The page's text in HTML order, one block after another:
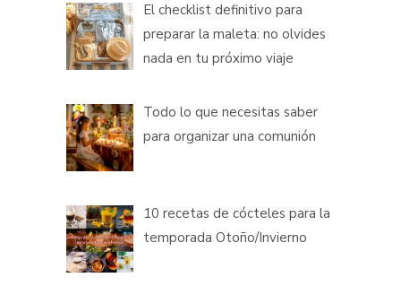
El checklist definitivo para
preparar la maleta: no olvides
nada en tu próximo viaje
Todo lo que necesitas saber
para organizar una comunión
10 recetas de cócteles para la
temporada Otoño/Invierno